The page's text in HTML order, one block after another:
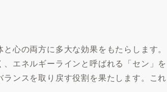
心の両方に多大な効果をもたらします。
エネルギーラインと呼ばれる「セン」を
ンスを取り戻す役割を果たします。これ